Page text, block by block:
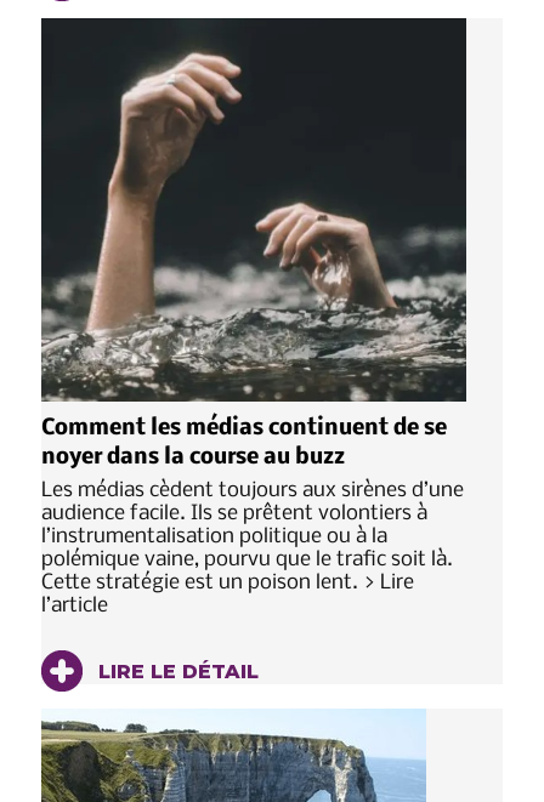
Comment les médias continuent de se
noyer dans la course au buzz
Les médias cèdent toujours aux sirènes d’une
audience facile. Ils se prêtent volontiers à
l’instrumentalisation politique ou à la
polémique vaine, pourvu que le trafic soit là.
Cette stratégie est un poison lent. > Lire
l’article
LIRE LE DÉTAIL